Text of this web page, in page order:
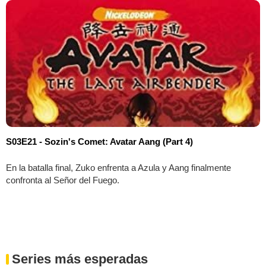
S03E21 - Sozin's Comet: Avatar Aang (Part 4)
En la batalla final, Zuko enfrenta a Azula y Aang finalmente
confronta al Señor del Fuego.
Series más esperadas